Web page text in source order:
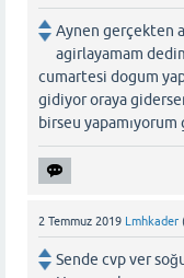
Aynen gerçekten
agirlayamam
cumartesi dogum
gidiyor oraya
birseu yapamıyorum
2 Temmuz 2019 Lmhkader
Sende cvp ver